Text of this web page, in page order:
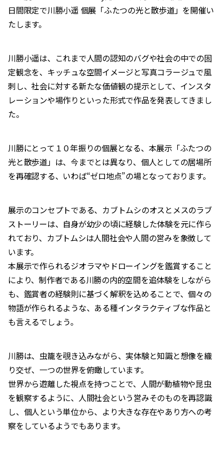
日間限定で川勝小遥 個展「ふたつの光と散歩道」を開催い
たします。
川勝小遥は、これまで人間の認知のバグや社会の中での固
定観念を、キッチュな空間イメージと写真コラージュで風
刺し、社会に対する新たな価値観の提示として、インスタ
レーションや場作りといった形式で作品を発表してきまし
た。
川勝にとって１０年振りの個展となる、本展示「ふたつの
光と散歩道」は、今までとは異なり、個人としての居場所
を再確認する、いわば“ゼロ地点”の場となっております。
展示のコンセプトである、カブトムシのオスとメスのラブ
ストーリーは、自身が幼少の頃に経験した体験を元に作ら
れており、カブトムシは人間社会や人間の営みを象徴して
います。
本展示で作られるジオラマやドローイングを鑑賞すること
により、制作者である川勝の内的空間を追体験をしながら
も、鑑賞者の経験則に基づく解釈を込めることで、個々の
物語が作られるような、ある種インタラクティブな作品と
も言えるでしょう。
川勝は、虫籠を覗き込みながら、実体験と知識と想像を織
り交ぜ、一つの世界を俯瞰しています。
世界から遊離した視点を持つことで、人間が動植物や昆虫
を観察するように、人間社会という営みそのものを再認識
し、個人という単位から、より大きな存在やあり方への考
察をしているようでもあります。